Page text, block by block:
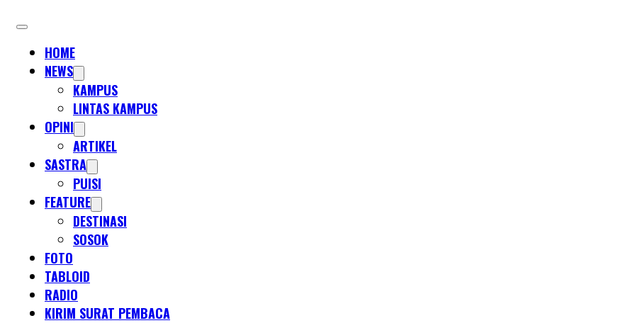
HOME
NEWS
KAMPUS
LINTAS KAMPUS
OPINI
ARTIKEL
SASTRA
PUISI
FEATURE
DESTINASI
SOSOK
FOTO
TABLOID
RADIO
KIRIM SURAT PEMBACA